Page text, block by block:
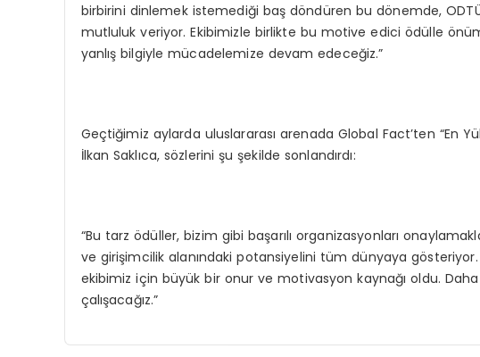
birbirini dinlemek istemediği baş döndüren bu dönemde,
mutluluk veriyor. Ekibimizle birlikte bu motive edici ödülle
yanlış bilgiyle mücadelemize devam edeceğiz.”
Geçtiğimiz aylarda uluslararası arenada Global Fact’ten “En
İlkan Saklıca, sözlerini şu şekilde sonlandırdı:
“Bu tarz ödüller, bizim gibi başarılı organizasyonları
ve girişimcilik alanındaki potansiyelini tüm dünyaya gösteriyor.
ekibimiz için büyük bir onur ve motivasyon kaynağı oldu.
çalışacağız.”